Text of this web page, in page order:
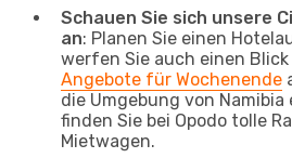
Schauen Sie sich unsere
an: Planen Sie einen
werfen Sie auch einen
Angebote für Wochenende
die Umgebung von
finden Sie bei Opodo tolle
Mietwagen.